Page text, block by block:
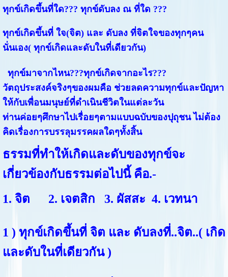
ทุกข์เกิดขึ้นที่ใด??? ทุกข์ดับลง ณ ที่ใด ???
ทุกข์เกิดขึ้นที่ ใจ(จิต) และ ดับลง ที่จิตใจของทุกๆคน
นั่นเอง( ทุกข์เกิดและดับในที่เดียวกัน)
ทุกข์มาจากไหน???ทุกข์เกิดจากอะไร???
วัตถุประสงค์จริงๆของผมคือ ช่วยลดความทุกข์และปัญหา
ให้กับเพื่อนมนุษย์ที่ดำเนินชีวิตในแต่ละวัน
ท่านค่อยๆศึกษาไปเรื่อยๆตามแบบฉบับของปุถุชน ไม่ต้อง
คิดเรื่องการบรรลุมรรคผลใดๆทั้งสิ้น
ธรรมที่ทำให้เกิดและดับของทุกข์จะ
เกี่ยวข้องกับธรรมต่อไปนี้ คือ.-
1. จิต 2. เจตสิก 3. ผัสสะ 4. เวทนา
1 ) ทุกข์เกิดขึ้นที่ จิต และ ดับลงที่..จิต..( เกิด
และดับในที่เดียวกัน )